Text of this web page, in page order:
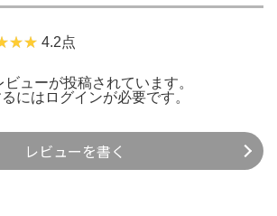
4.2点
ューが投稿されています。
には ログインが必要です。
レビューを書く